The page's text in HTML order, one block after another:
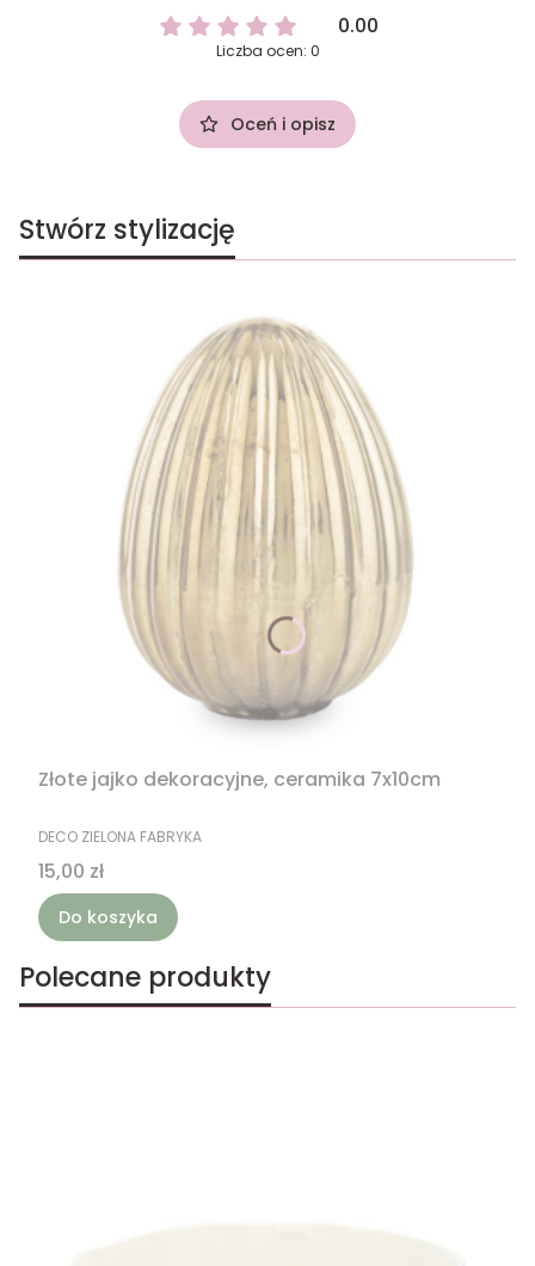
0.00
Liczba ocen: 0
Oceń i opisz
Stwórz stylizację
Złote jajko dekoracyjne, ceramika 7x10cm
PRODUCENT
DECO ZIELONA FABRYKA
Cena
15,00 zł
Do koszyka
Polecane produkty